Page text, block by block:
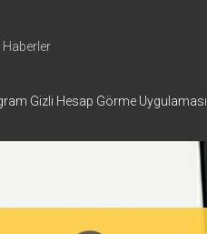
Haberler
Gizli Hesap Görme